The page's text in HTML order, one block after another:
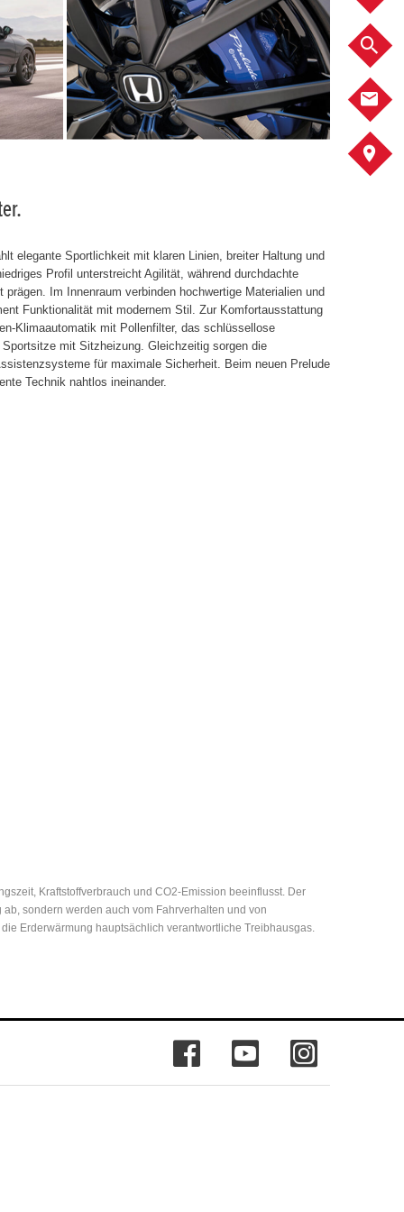
elegante Sportlichkeit mit klaren Linien, breiter Haltung und
Profil unterstreicht Agilität, während durchdachte
Im Innenraum verbinden hochwertige Materialien und
Funktionalität mit modernem Stil. Zur Komfortausstattung
Klimaautomatik mit Pollenfilter, das schlüssellose
mit Sitzheizung. Gleichzeitig sorgen die
für maximale Sicherheit. Beim neuen Prelude
Technik nahtlos ineinander.
Kraftstoffverbrauch und CO2-Emission beeinflusst. Der
sondern werden auch vom Fahrverhalten und von
Erderwärmung hauptsächlich verantwortliche Treibhausgas.